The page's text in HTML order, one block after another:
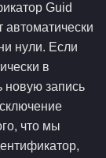
Guid
автоматически
нули. Если
в
новую запись
что мы